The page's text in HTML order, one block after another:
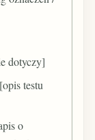
dotyczy]
testu
o